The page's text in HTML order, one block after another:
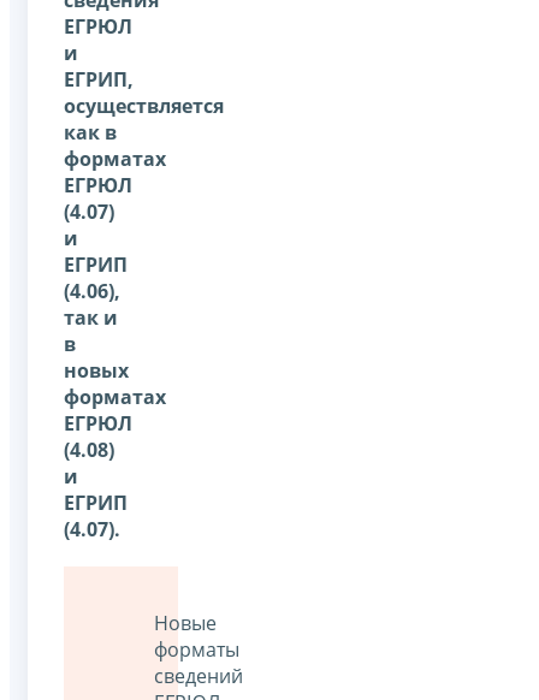
ЕГРЮЛ
и
ЕГРИП,
осуществляется
как в
форматах
ЕГРЮЛ
(4.07)
и
ЕГРИП
(4.06),
так и
в
новых
форматах
ЕГРЮЛ
(4.08)
и
ЕГРИП
(4.07).
Новые
форматы
сведений